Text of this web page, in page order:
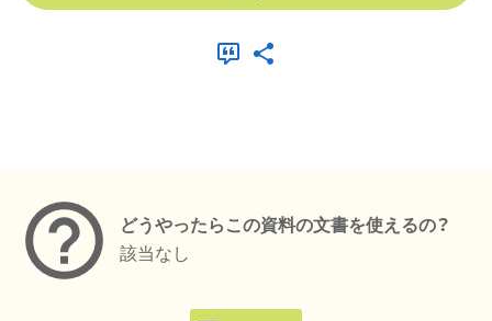
どうやったらこの資料の文書を使えるの？
該当なし